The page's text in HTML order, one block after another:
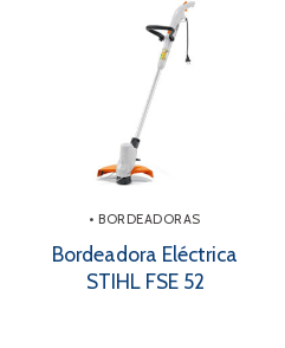
• BORDEADORAS
Bordeadora Eléctrica
STIHL FSE 52